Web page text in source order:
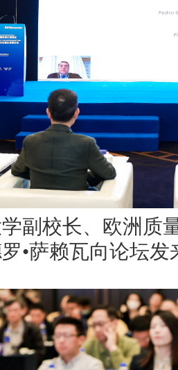
副校长、欧洲质
•萨赖瓦向论坛